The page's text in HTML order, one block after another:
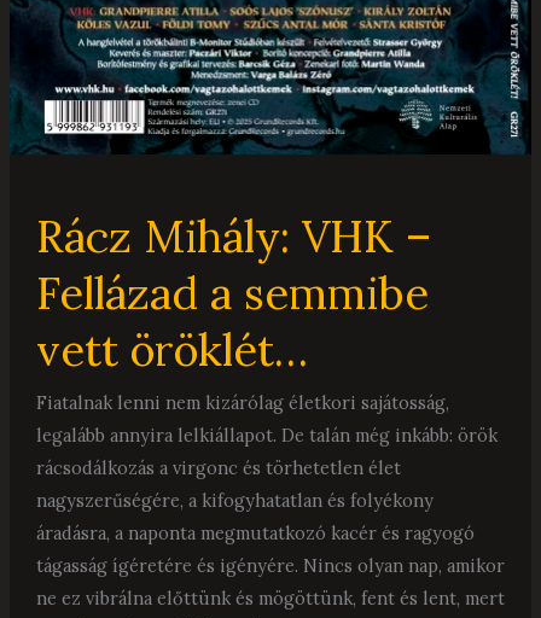
Rácz Mihály: VHK –
Fellázad a semmibe
vett öröklét…
Fiatalnak lenni nem kizárólag életkori sajátosság,
legalább annyira lelkiállapot. De talán még inkább: örök
rácsodálkozás a virgonc és törhetetlen élet
nagyszerűségére, a kifogyhatatlan és folyékony
áradásra, a naponta megmutatkozó kacér és ragyogó
tágasság ígéretére és igényére. Nincs olyan nap, amikor
ne ez vibrálna előttünk és mögöttünk, fent és lent, mert